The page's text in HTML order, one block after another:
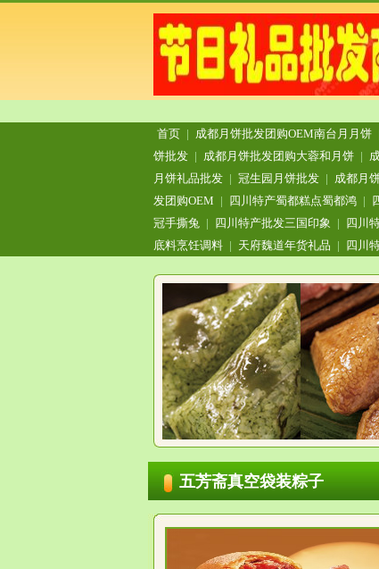
首页 | 成都月饼批发团购OEM南台月月饼
饼批发 | 成都月饼批发团购大蓉和月饼 |
月饼礼品批发 | 冠生园月饼批发 | 成都月
发团购OEM | 四川特产蜀都糕点蜀都鸿 |
冠手撕兔 | 四川特产批发三国印象 | 四川
底料烹饪调料 | 天府魏道年货礼品 | 四川
五芳斋真空袋装粽子